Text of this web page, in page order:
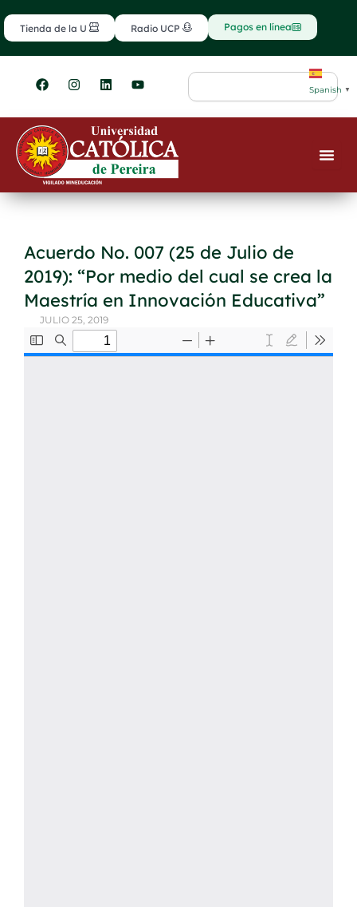
al
contenido
Tienda de la U Radio UCP Pagos en línea
F
a
e
b
o
o
k
I
n
t
g
r
m
L
i
k
e
d
i
n
Y
o
t
u
b
e
Search
Spanish ▼
Acuerdo No. 007 (25 de Julio de
2019): “Por medio del cual se crea la
Maestría en Innovación Educativa”
JULIO 25, 2019